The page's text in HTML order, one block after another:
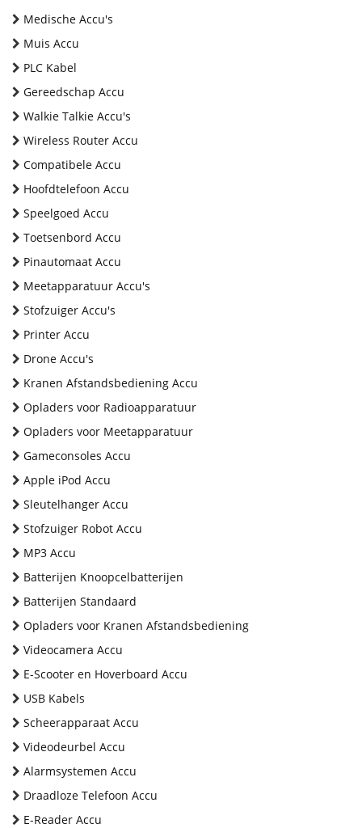
Medische Accu's
Muis Accu
PLC Kabel
Gereedschap Accu
Walkie Talkie Accu's
Wireless Router Accu
Compatibele Accu
Hoofdtelefoon Accu
Speelgoed Accu
Toetsenbord Accu
Pinautomaat Accu
Meetapparatuur Accu's
Stofzuiger Accu's
Printer Accu
Drone Accu's
Kranen Afstandsbediening Accu
Opladers voor Radioapparatuur
Opladers voor Meetapparatuur
Gameconsoles Accu
Apple iPod Accu
Sleutelhanger Accu
Stofzuiger Robot Accu
MP3 Accu
Batterijen Knoopcelbatterijen
Batterijen Standaard
Opladers voor Kranen Afstandsbediening
Videocamera Accu
E-Scooter en Hoverboard Accu
USB Kabels
Scheerapparaat Accu
Videodeurbel Accu
Alarmsystemen Accu
Draadloze Telefoon Accu
E-Reader Accu